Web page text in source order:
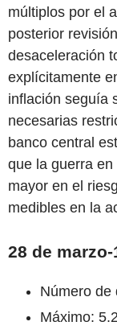
múltiplos por el
posterior
desaceleración
explícitamente
inflación seguía
necesarias
banco central
que la guerra
mayor en el
medibles en la
28 de
Número de
Máximo: